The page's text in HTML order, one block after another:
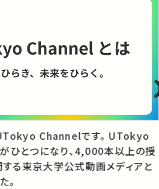
Channelです。 UTokyo
ひとつになり、4,000本以上の授
る東京大学公式動画メディアと
。